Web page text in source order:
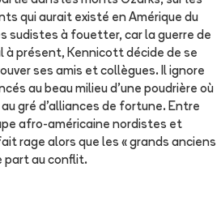
qui aurait existé en Amérique du
sudistes à fouetter, car la guerre de
à présent, Kennicott décide de se
ses amis et collègues. Il ignore
au beau milieu d’une poudrière où
gré d’alliances de fortune. Entre
afro-américaine nordistes et
rage alors que les « grands anciens
part au conflit.